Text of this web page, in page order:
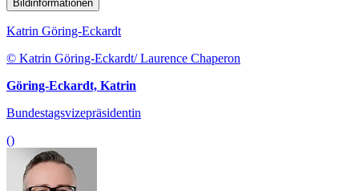
Bildinformationen
Katrin Göring-Eckardt
© Katrin Göring-Eckardt/ Laurence Chaperon
Göring-Eckardt, Katrin
Bundestagsvizepräsidentin
()